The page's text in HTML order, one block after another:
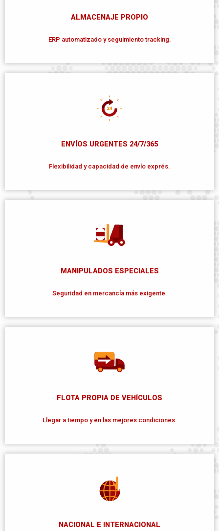
ALMACENAJE PROPIO
ERP automatizado y seguimiento tracking.
ENVÍOS URGENTES 24/7/365
Flexibilidad y capacidad de envío exprés.
MANIPULADOS ESPECIALES
Seguridad en mercancía más exigente.
FLOTA PROPIA DE VEHÍCULOS
Llegar a tiempo y en las mejores condiciones.
NACIONAL E INTERNACIONAL